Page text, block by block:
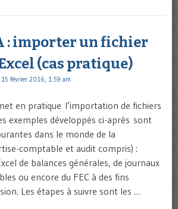
: importer un fichier
(cas pratique)
15 février 2016, 1:59 am
en pratique l’importation de fichiers
exemples développés ci-après sont
dans le monde de la
comptable et audit compris) :
de balances générales, de journaux
ou encore du FEC à des fins
Les étapes à suivre sont les …